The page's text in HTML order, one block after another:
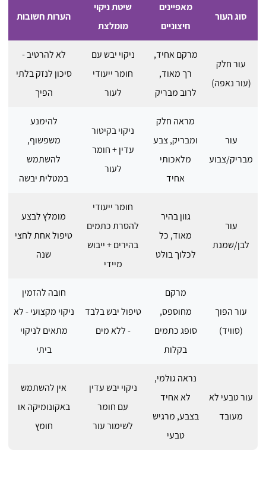
סוג העור
מאפיינים
חיצוניים
שיטת ניקוי
מומלצת
הערות חשובות
עור חלק
(עור נאפה)
מרקם אחיד,
רך מאוד,
לרוב מבריק
ניקוי יבש עם
חומר ייעודי
לעור
לא להרטיב -
סיכון לנזק בלתי
הפיך
עור
מבריק/צבוע
מראה חלק
ומבריק, צבע
מלאכותי
אחיד
ניקוי בקיטור
עדין + חומר
לעור
להימנע
משפשוף,
להשתמש
במטלית יבשה
עור
לבן/שמנת
גוון בהיר
מאוד, כל
לכלוך בולט
חומר ייעודי
להסרת כתמים
בהירים + ייבוש
מיידי
מומלץ לבצע
טיפול אחת לחצי
שנה
עור הפוך
(סוויד)
מרקם
מחוספס,
סופג כתמים
בקלות
טיפול יבש בלבד
- ללא מים
חובה להזמין
ניקוי מקצועי - לא
מתאים לניקוי
ביתי
עור טבעי לא
מעובד
נראה גולמי,
לא אחיד
בצבע, מרגיש
טבעי
ניקוי יבש עדין
עם חומר
לשימור עור
אין להשתמש
באקונומיקה או
חומץ